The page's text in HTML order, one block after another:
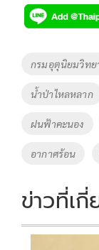
e
b
o
o
k
tt
er
Tags
กรมอุตุนิยมวิทย
น้ำป่าไหลหลาก
ฝนฟ้าคะนอง
อากาศร้อน
ข่าวที่เ